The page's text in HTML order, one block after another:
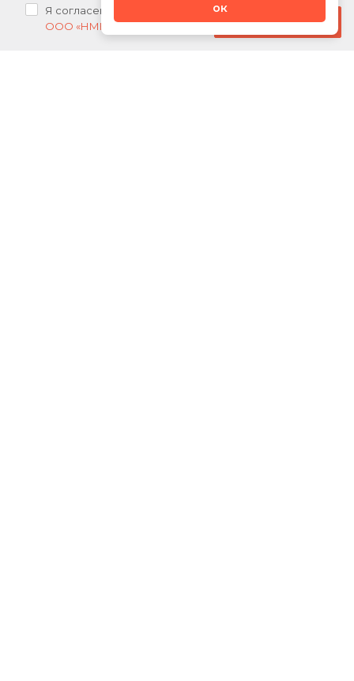
ок
Я согласен на
получение рекламных рассылок от
ООО «НМК»
Стать дилером